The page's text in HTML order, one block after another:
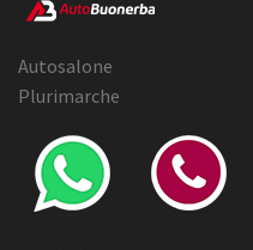
Autosalone
Plurimarche